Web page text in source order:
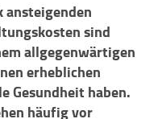
sind
allgegenwärtigen
erheblichen
Gesundheit haben.
häufig vor